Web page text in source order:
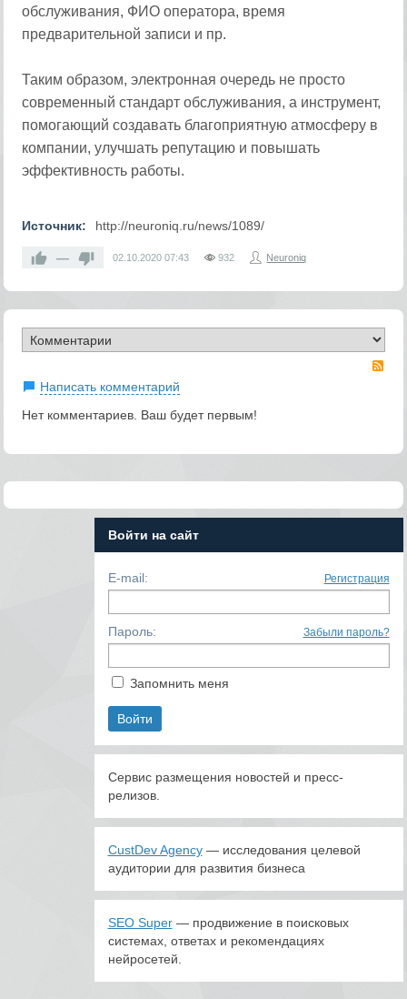
обслуживания, ФИО оператора, время
предварительной записи и пр.
Таким образом, электронная очередь не просто
современный стандарт обслуживания, а инструмент,
помогающий создавать благоприятную атмосферу в
компании, улучшать репутацию и повышать
эффективность работы.
Источник: http://neuroniq.ru/news/1089/
— 02.10.2020 07:43 932 Neuroniq
Написать комментарий
Нет комментариев. Ваш будет первым!
Войти на сайт
E-mail: Регистрация
Пароль: Забыли пароль?
Запомнить меня
Сервис размещения новостей и пресс-
релизов.
CustDev Agency— исследования целевой
аудитории для развития бизнеса
SEO Super— продвижение в поисковых
системах, ответах и рекомендациях
нейросетей.